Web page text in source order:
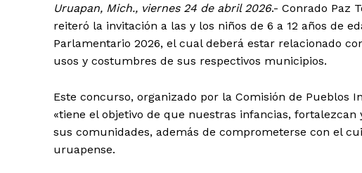
Uruapan, Mich., viernes 24 de abril 2026.- Conrado Paz
reiteró la invitación a las y los niños de 6 a 12 años de
Parlamentario 2026, el cual deberá estar relacionado
usos y costumbres de sus respectivos municipios.
Este concurso, organizado por la Comisión de Pueblos
«tiene el objetivo de que nuestras infancias,
sus comunidades, además de comprometerse con el
uruapense.